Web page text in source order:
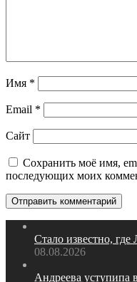
Имя *
Email *
Сайт
Сохранить моё имя,
последующих моих
Стало известно,
08.08.2026
Андреева уступипа